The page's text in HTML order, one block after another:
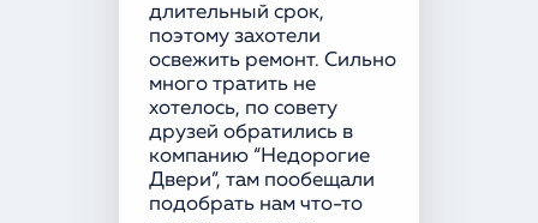
длительный срок,
поэтому захотели
освежить ремонт. Сильно
много тратить не
хотелось, по совету
друзей обратились в
компанию “Недорогие
Двери”, там пообещали
подобрать нам что-то